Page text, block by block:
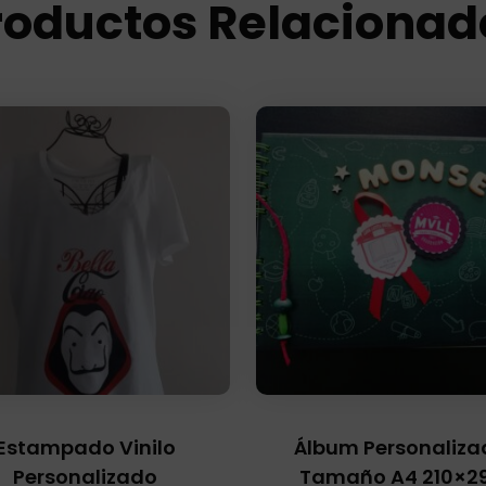
Vinilo
Personalizado
Álbum
Tamaño A4